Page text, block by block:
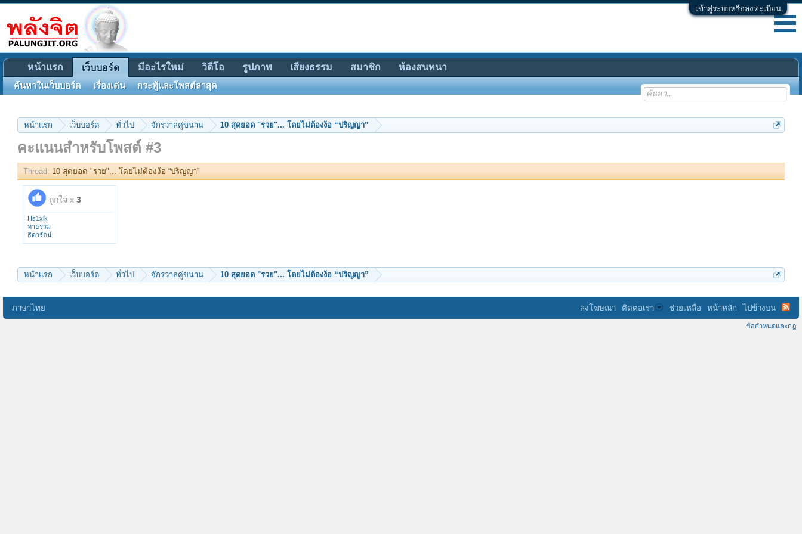
เข้าสู่ระบบหรือลงทะเบียน
หน้าแรก เว็บบอร์ด ทั่วไป จักรวาลคู่ขนาน 10 สุดยอด "รวย"... โดยไม่ต้องง้อ “ปริญญา”
คะแนนสำหรับโพสต์ #3
Thread: 10 สุดยอด "รวย"... โดยไม่ต้องง้อ “ปริญญา”
ถูกใจ x 3
Hs1xlk
หาธรรม
ธิดารัตน์
หน้าแรก เว็บบอร์ด ทั่วไป จักรวาลคู่ขนาน 10 สุดยอด "รวย"... โดยไม่ต้องง้อ “ปริญญา”
หน้าแรก เว็บบอร์ด
ค้นหาในเว็บบอร์ด เรื่องเด่น กระทู้และโพสต์ล่าสุด
มีอะไรใหม่ วิดีโอ รูปภาพ เสียงธรรม สมาชิก ห้องสนทนา
ภาษาไทย ลงโฆษณา ติดต่อเรา ช่วยเหลือ หน้าหลัก ไปข้างบน
ข้อกำหนดและกฎ